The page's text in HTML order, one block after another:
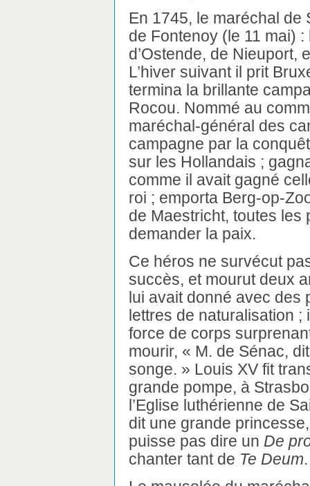
En 1745, le maréchal de
de Fontenoy (le 11 mai)
d’Ostende, de Nieuport,
L’hiver suivant il prit
termina la brillante
Rocou. Nommé au
maréchal-général des
campagne par la
sur les Hollandais ;
comme il avait gagné
roi ; emporta Berg-op-
de Maestricht, toutes
demander la paix.
Ce héros ne survécut
succès, et mourut deux
lui avait donné avec des
lettres de naturalisation ;
force de corps
mourir, « M. de Sénac,
songe. » Louis XV fit
grande pompe, à
l’Eglise luthérienne de
dit une grande
puisse pas dire un De
chanter tant de Te Deum